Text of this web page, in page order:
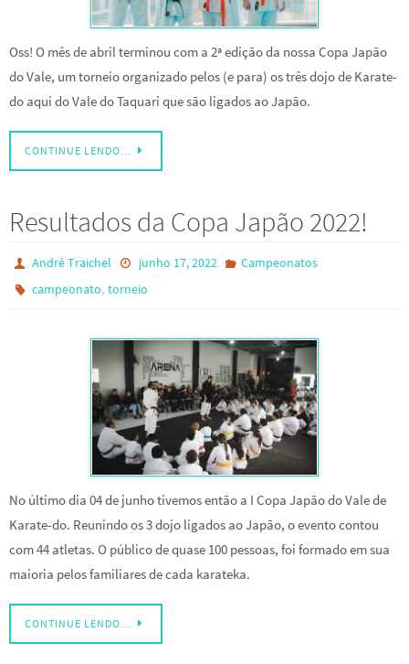
Oss! O mês de abril terminou com a 2ª edição da nossa Copa Japão
do Vale, um torneio organizado pelos (e para) os três dojo de Karate-
do aqui do Vale do Taquari que são ligados ao Japão.
CONTINUE LENDO…
Resultados da Copa Japão 2022!
André Traichel junho 17, 2022
Campeonatos
campeonato,torneio
No último dia 04 de junho tivemos então a I Copa Japão do Vale de
Karate-do. Reunindo os 3 dojo ligados ao Japão, o evento contou
com 44 atletas. O público de quase 100 pessoas, foi formado em sua
maioria pelos familiares de cada karateka.
CONTINUE LENDO…